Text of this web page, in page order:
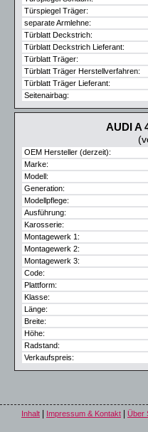
Türspiegel Träger:
separate Armlehne:
Türblatt Deckstrich:
Türblatt Deckstrich Lieferant:
Türblatt Träger:
Türblatt Träger Herstellverfahren:
Türblatt Träger Lieferant:
Seitenairbag:
AUDI A
OEM Hersteller (derzeit):
Marke:
Modell:
Generation:
Modellpflege:
Ausführung:
Karosserie:
Montagewerk 1:
Montagewerk 2:
Montagewerk 3:
Code:
Plattform:
Klasse:
Länge:
Breite:
Höhe:
Radstand:
Verkaufspreis:
Inhalt Impressum & Kontakt Über